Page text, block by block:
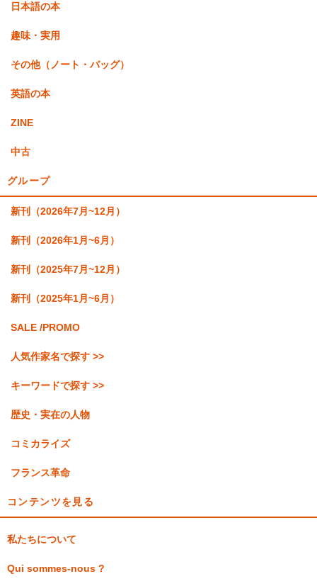
日本語の本
趣味・実用
その他（ノート・バッグ）
英語の本
ZINE
中古
グループ
新刊（2026年7月~12月）
新刊（2026年1月~6月）
新刊（2025年7月~12月）
新刊（2025年1月~6月）
SALE /PROMO
人気作家名で探す >>
キーワードで探す >>
歴史・実在の人物
コミカライズ
フランス革命
コンテンツを見る
私たちについて
Qui sommes-nous ?